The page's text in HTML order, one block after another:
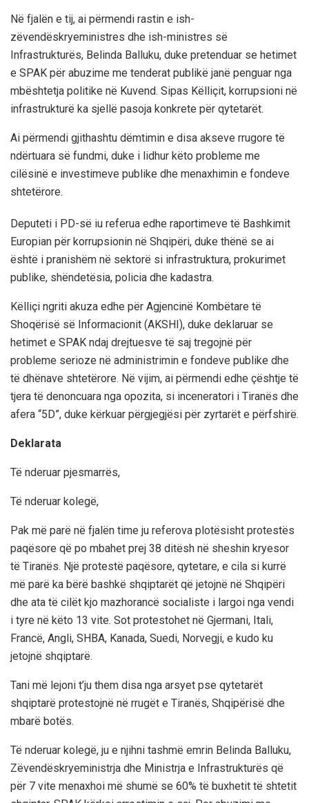
Në fjalën e tij, ai përmendi rastin e ish-
zëvendëskryeministres dhe ish-ministres së
Infrastrukturës, Belinda Balluku, duke pretenduar se hetimet
e SPAK për abuzime me tenderat publikë janë penguar nga
mbështetja politike në Kuvend. Sipas Këlliçit, korrupsioni në
infrastrukturë ka sjellë pasoja konkrete për qytetarët.
Ai përmendi gjithashtu dëmtimin e disa akseve rrugore të
ndërtuara së fundmi, duke i lidhur këto probleme me
cilësinë e investimeve publike dhe menaxhimin e fondeve
shtetërore.
Deputeti i PD-së iu referua edhe raportimeve të Bashkimit
Europian për korrupsionin në Shqipëri, duke thënë se ai
është i pranishëm në sektorë si infrastruktura, prokurimet
publike, shëndetësia, policia dhe kadastra.
Këlliçi ngriti akuza edhe për Agjencinë Kombëtare të
Shoqërisë së Informacionit (AKSHI), duke deklaruar se
hetimet e SPAK ndaj drejtuesve të saj tregojnë për
probleme serioze në administrimin e fondeve publike dhe
të dhënave shtetërore. Në vijim, ai përmendi edhe çështje të
tjera të denoncuara nga opozita, si inceneratori i Tiranës dhe
afera “5D”, duke kërkuar përgjegjësi për zyrtarët e përfshirë.
Deklarata
Të nderuar pjesmarrës,
Të nderuar kolegë,
Pak më parë në fjalën time ju referova plotësisht protestës
paqësore që po mbahet prej 38 ditësh në sheshin kryesor
të Tiranës. Një protestë paqësore, qytetare, e cila si kurrë
më parë ka bërë bashkë shqiptarët që jetojnë në Shqipëri
dhe ata të cilët kjo mazhorancë socialiste i largoi nga vendi
i tyre në këto 13 vite. Sot protestohet në Gjermani, Itali,
Francë, Angli, SHBA, Kanada, Suedi, Norvegji, e kudo ku
jetojnë shqiptarë.
Tani më lejoni t’ju them disa nga arsyet pse qytetarët
shqiptarë protestojnë në rrugët e Tiranës, Shqipërisë dhe
mbarë botës.
Të nderuar kolegë, ju e njihni tashmë emrin Belinda Balluku,
Zëvendëskryeministrja dhe Ministrja e Infrastrukturës që
për 7 vite menaxhoi më shumë se 60% të buxhetit të shtetit